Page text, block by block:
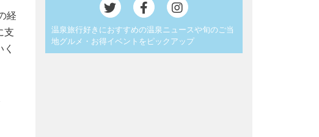
経
支
温泉旅行好きにおすすめの温泉ニュースや旬のご当
地グルメ・お得イベントをピックアップ